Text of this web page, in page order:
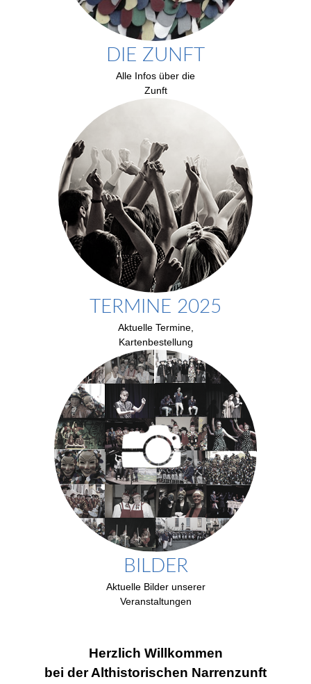
DIE ZUNFT
Alle Infos über die
Zunft
TERMINE 2025
Aktuelle Termine,
Kartenbestellung
BILDER
Aktuelle Bilder unserer
Veranstaltungen
Herzlich Willkommen
bei der Althistorischen Narrenzunft